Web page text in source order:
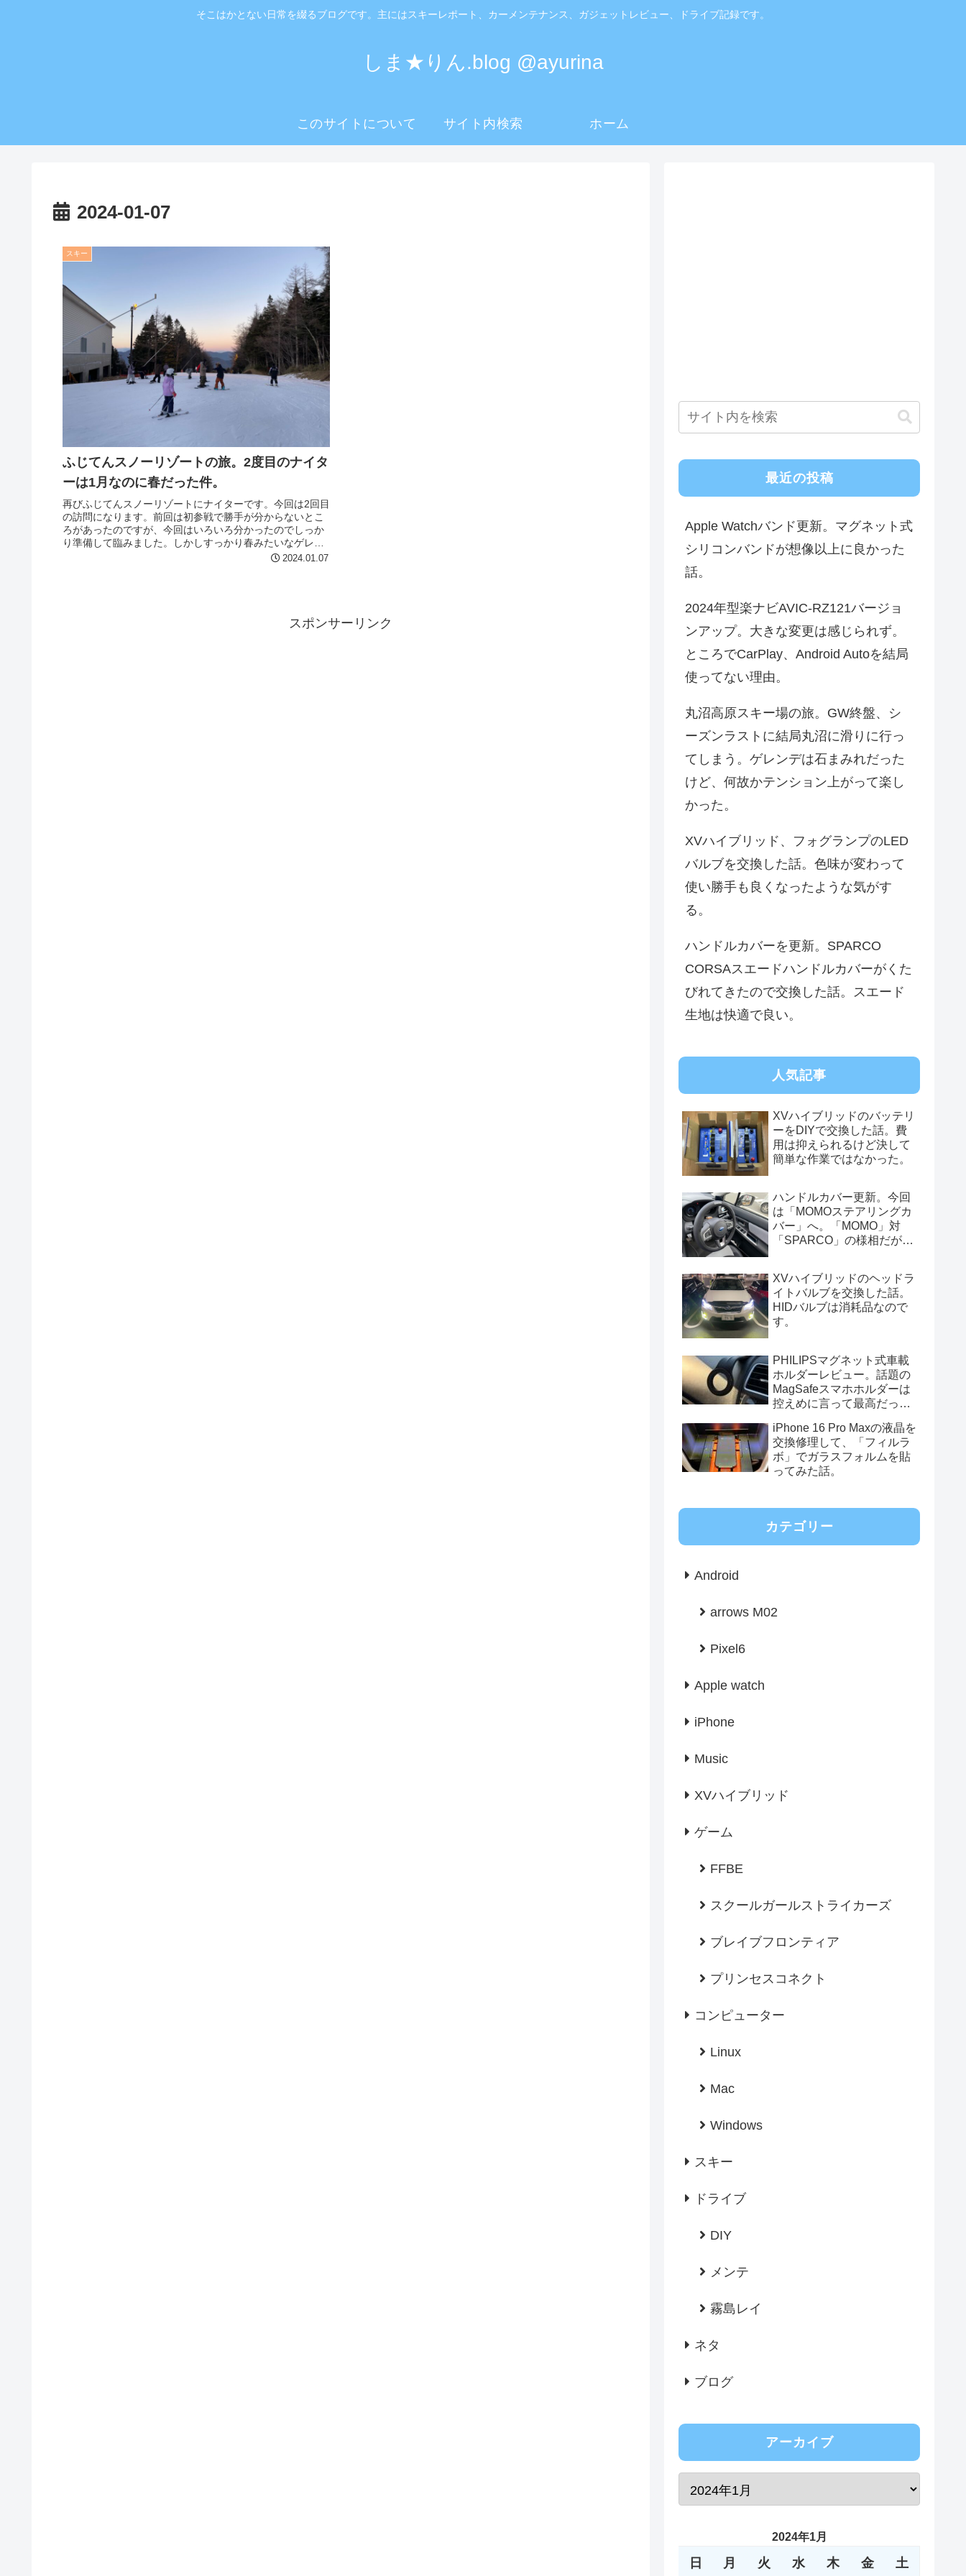
そこはかとない日常を綴るブログです。主にはスキーレポート、カーメンテナンス、ガジェットレビュー、ドライブ記録です。
しま★りん.blog @ayurina
このサイトについて サイト内検索 ホーム
2024-01-07
スキー
ふじてんスノーリゾートの旅。2度目のナイタ
ーは1月なのに春だった件。
再びふじてんスノーリゾートにナイターです。今回は2回目
の訪問になります。前回は初参戦で勝手が分からないとこ
ろがあったのですが、今回はいろいろ分かったのでしっか
り準備して臨みました。しかしすっかり春みたいなゲレン
2024.01.07
スポンサーリンク
最近の投稿
Apple Watchバンド更新。マグネット式
シリコンバンドが想像以上に良かった
話。
2024年型楽ナビAVIC-RZ121バージョ
ンアップ。大きな変更は感じられず。
ところでCarPlay、Android Autoを結局
使ってない理由。
丸沼高原スキー場の旅。GW終盤、シ
ーズンラストに結局丸沼に滑りに行っ
てしまう。ゲレンデは石まみれだった
けど、何故かテンション上がって楽し
かった。
XVハイブリッド、フォグランプのLED
バルブを交換した話。色味が変わって
使い勝手も良くなったような気がす
る。
ハンドルカバーを更新。SPARCO
CORSAスエードハンドルカバーがくた
びれてきたので交換した話。スエード
生地は快適で良い。
人気記事
XVハイブリッドのバッテリ
ーをDIYで交換した話。費
用は抑えられるけど決して
簡単な作業ではなかった。
ハンドルカバー更新。今回
は「MOMOステアリングカ
バー」へ。「MOMO」対
「SPARCO」の様相だが、
XVハイブリッドのヘッドラ
イトバルブを交換した話。
HIDバルブは消耗品なので
す。
PHILIPSマグネット式車載
ホルダーレビュー。話題の
MagSafeスマホホルダーは
控えめに言って最高だっ
iPhone 16 Pro Maxの液晶を
交換修理して、「フィルラ
ボ」でガラスフォルムを貼
ってみた話。
カテゴリー
Android
arrows M02
Pixel6
Apple watch
iPhone
Music
XVハイブリッド
ゲーム
FFBE
スクールガールストライカーズ
ブレイブフロンティア
プリンセスコネクト
コンピューター
Linux
Mac
Windows
スキー
ドライブ
DIY
メンテ
霧島レイ
ネタ
ブログ
アーカイブ
2024年1月
日 月 火 水 木 金 土